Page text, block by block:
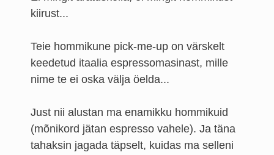
kiirust...
Teie hommikune pick-me-up on värskelt
keedetud itaalia espressomasinast, mille
nime te ei oska välja öelda...
Just nii alustan ma enamikku hommikuid
(mõnikord jätan espresso vahele). Ja täna
tahaksin jagada täpselt, kuidas ma selleni